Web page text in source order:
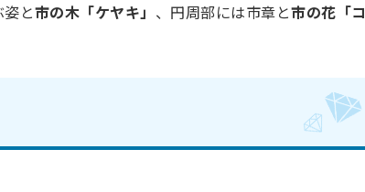
姿と市の木「ケヤキ」 、円周部には市章と市の花「コ